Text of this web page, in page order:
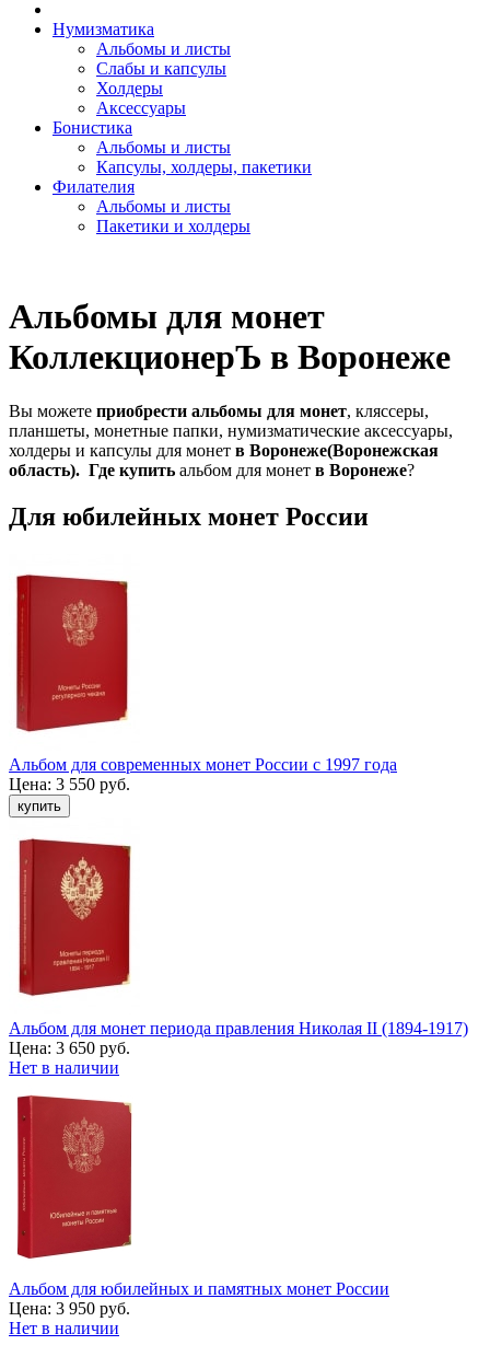
Нумизматика
Альбомы и листы
Слабы и капсулы
Холдеры
Аксессуары
Бонистика
Альбомы и листы
Капсулы, холдеры, пакетики
Филателия
Альбомы и листы
Пакетики и холдеры
Альбомы для монет
КоллекционерЪ в Воронеже
Вы можете приобрести альбомы для монет, кляссеры,
планшеты, монетные папки, нумизматические аксессуары,
холдеры и капсулы для монет в Воронеже(Воронежская
область). Где купить альбом для монет в Воронеже?
Для юбилейных монет России
Альбом для современных монет России с 1997 года
Цена: 3 550 руб.
Альбом для монет периода правления Николая II (1894-1917)
Цена: 3 650 руб.
Нет в наличии
Альбом для юбилейных и памятных монет России
Цена: 3 950 руб.
Нет в наличии